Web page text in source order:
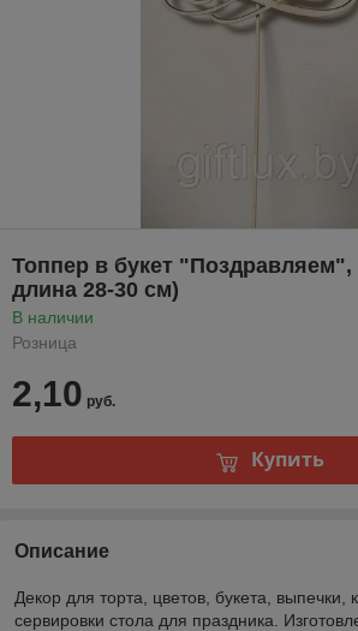
Топпер в букет
длина 28-30 см)
В наличии
Розница
2,10 руб.
Купить
Описание
Декор для торта, цветов, букета, выпечки,
сервировки стола для праздника.